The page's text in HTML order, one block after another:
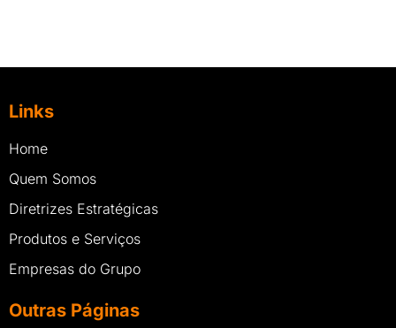
Links
Home
Quem Somos
Diretrizes Estratégicas
Produtos e Serviços
Empresas do Grupo
Outras Páginas